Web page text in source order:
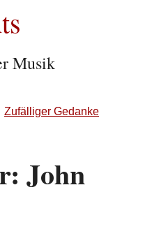
Musik
Zufälliger Gedanke
John